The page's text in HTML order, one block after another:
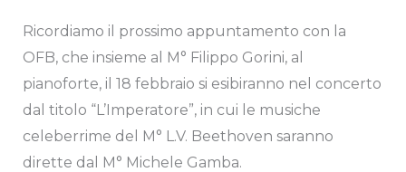
Ricordiamo il prossimo appuntamento con la
OFB, che insieme al M° Filippo Gorini, al
pianoforte, il 18 febbraio si esibiranno nel concerto
dal titolo “L’Imperatore”, in cui le musiche
celeberrime del M° L.V. Beethoven saranno
dirette dal M° Michele Gamba.